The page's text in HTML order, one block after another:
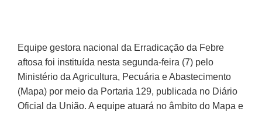
Equipe gestora nacional da Erradicação da Febre
aftosa foi instituída nesta segunda-feira (7) pelo
Ministério da Agricultura, Pecuária e Abastecimento
(Mapa) por meio da Portaria 129, publicada no Diário
Oficial da União. A equipe atuará no âmbito do Mapa e